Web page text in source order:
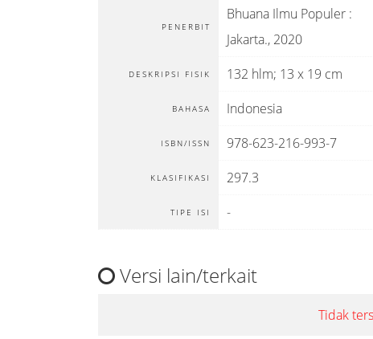
PENERBIT
Bhuana Ilmu Populer :
Jakarta., 2020
DESKRIPSI FISIK 132 hlm; 13 x 19 cm
BAHASA Indonesia
ISBN/ISSN 978-623-216-993-7
KLASIFIKASI 297.3
TIPE ISI -
Versi lain/terkait
Tidak